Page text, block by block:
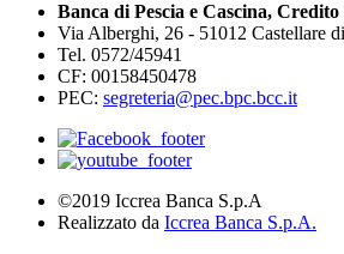
Banca di Pescia e Cascina,
Via Alberghi, 26 - 51012 Castellare
Tel. 0572/45941
CF: 00158450478
PEC: segreteria@pec.bpc.bcc.it
©2019 Iccrea Banca S.p.A
Realizzato da Iccrea Banca S.p.A.